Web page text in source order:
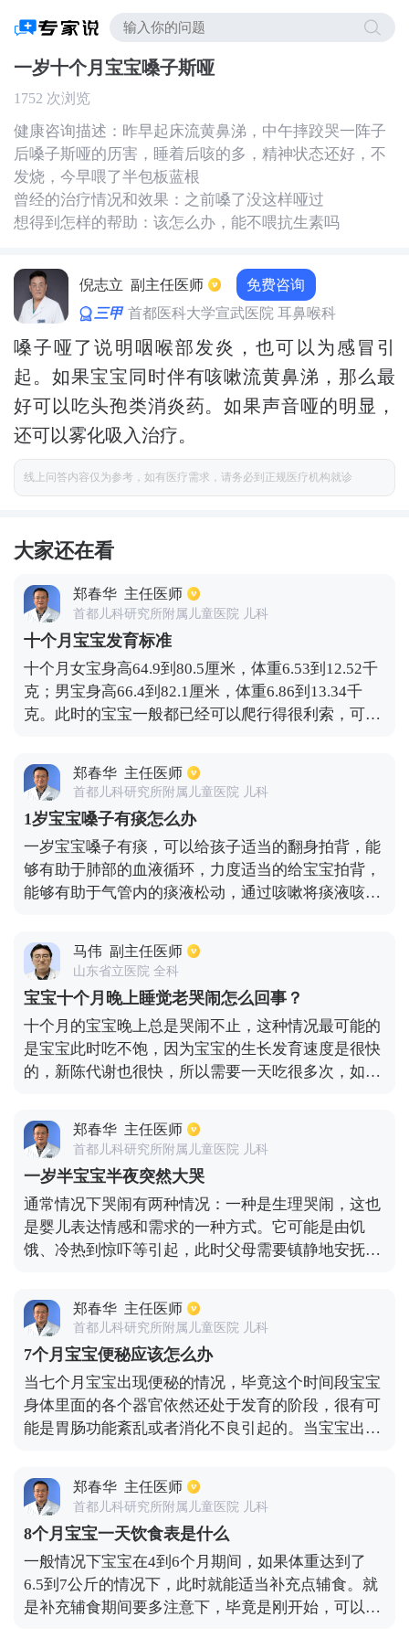
一岁十个月宝宝嗓子斯哑
1752 次浏览
健康咨询描述：昨早起床流黄鼻涕，中午摔跤哭一阵子
后嗓子斯哑的历害，睡着后咳的多，精神状态还好，不
发烧，今早喂了半包板蓝根
曾经的治疗情况和效果：之前嗓了没这样哑过
想得到怎样的帮助：该怎么办，能不喂抗生素吗
倪志立 副主任医师 免费咨询
三甲 首都医科大学宣武医院 耳鼻喉科
嗓子哑了说明咽喉部发炎，也可以为感冒引
起。如果宝宝同时伴有咳嗽流黄鼻涕，那么最
好可以吃头孢类消炎药。如果声音哑的明显，
还可以雾化吸入治疗。
线上问答内容仅为参考，如有医疗需求，请务必到正规医疗机构就诊
大家还在看
郑春华 主任医师
首都儿科研究所附属儿童医院 儿科
十个月宝宝发育标准
十个月女宝身高64.9到80.5厘米，体重6.53到12.52千
克；男宝身高66.4到82.1厘米，体重6.86到13.34千
克。此时的宝宝一般都已经可以爬行得很利索，可以
来；食指和拇指可以自如活动，能够拿起很多东西，
并且招手动作很娴熟；宝宝已经可以认识红色等重要
颜色，可以模仿别人说话，说一些简单的词，并且有
了自己的情绪变化。
郑春华 主任医师
首都儿科研究所附属儿童医院 儿科
1岁宝宝嗓子有痰怎么办
一岁宝宝嗓子有痰，可以给孩子适当的翻身拍背，能
够有助于肺部的血液循环，力度适当的给宝宝拍背，
能够有助于气管内的痰液松动，通过咳嗽将痰液咳
屈半拳状，轻轻的拍孩子的背部，也可以反复的拍
打，但力度不要过大，能够使孩子的口腔黏痰排出，
然后用纸巾及时的把痰液清理掉。
马伟 副主任医师
山东省立医院 全科
宝宝十个月晚上睡觉老哭闹怎么回事？
十个月的宝宝晚上总是哭闹不止，这种情况最可能的
是宝宝此时吃不饱，因为宝宝的生长发育速度是很快
的，新陈代谢也很快，所以需要一天吃很多次，如果
及时的增加辅食和奶量。如果增加了辅食和奶量依然
哭闹，可能是缺钙，需要检查微量元素，看看是缺钙
吗，如果缺钙需要补钙，同时补充维生素d。
郑春华 主任医师
首都儿科研究所附属儿童医院 儿科
一岁半宝宝半夜突然大哭
通常情况下哭闹有两种情况：一种是生理哭闹，这也
是婴儿表达情感和需求的一种方式。它可能是由饥
饿、冷热到惊吓等引起，此时父母需要镇静地安抚宝
应该引起足够的重视。例如，一些常见疾病会引起婴
儿哭闹不安，如发烧、湿疹和佝偻病、口腔疱疹、肠
套叠等。当宝宝在写经出现不明原因的哭闹时，家长
首先要从生理性的原因入手，然后考虑病理因素，必
要时去医院进一步治疗。
郑春华 主任医师
首都儿科研究所附属儿童医院 儿科
7个月宝宝便秘应该怎么办
当七个月宝宝出现便秘的情况，毕竟这个时间段宝宝
身体里面的各个器官依然还处于发育的阶段，很有可
能是胃肠功能紊乱或者消化不良引起的。当宝宝出现
改善便秘会有很好的效果。就是宝宝年龄段不是很
大，使用开塞露的时候要注意大概三分之一即可，当
开塞露挤入宝宝肛门以后，让宝宝趴着十分钟左右的
时间，对于软化大便会有很好的效果，也能让大便尽
快排出来，就是不要经常去用，还是要通过饮食来调
理，适当加点纤维素比较多的辅食。
郑春华 主任医师
首都儿科研究所附属儿童医院 儿科
8个月宝宝一天饮食表是什么
一般情况下宝宝在4到6个月期间，如果体重达到了
6.5到7公斤的情况下，此时就能适当补充点辅食。就
是补充辅食期间要多注意下，毕竟是刚开始，可以先